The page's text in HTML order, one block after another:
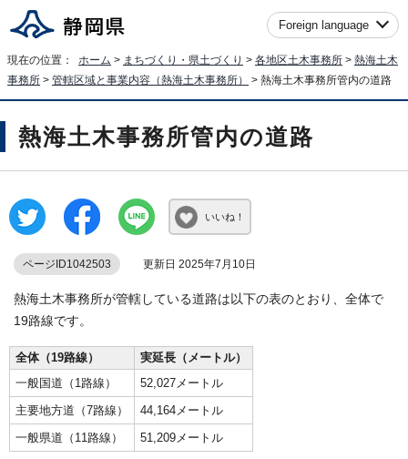
Foreign language
現在の位置： ホーム > まちづくり・県土づくり > 各地区土木事務所 > 熱海土木
事務所 > 管轄区域と事業内容（熱海土木事務所） > 熱海土木事務所管内の道路
熱海土木事務所管内の道路
いいね！
ページID1042503 更新日 2025年7月10日
熱海土木事務所が管轄している道路は以下の表のとおり、全体で
19路線です。
全体（19路線）
実延長（メートル）
一般国道（1路線）
52,027メートル
主要地方道（7路線）
44,164メートル
一般県道（11路線）
51,209メートル